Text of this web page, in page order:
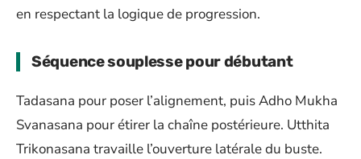
en respectant la logique de progression.
Séquence souplesse pour débutant
Tadasana pour poser l’alignement, puis Adho Mukha
Svanasana pour étirer la chaîne postérieure. Utthita
Trikonasana travaille l’ouverture latérale du buste.